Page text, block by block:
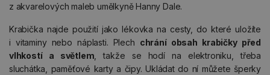
z akvarelových maleb umělkyně Hanny Dale.
Krabička najde použití jako lékovka na cesty, do které uložíte
i vitaminy nebo náplasti. Plech chrání obsah krabičky před
vlhkostí a světlem , takže se hodí na elektroniku, třeba
sluchátka, paměťové karty a čipy. Ukládat do ní můžete šperky